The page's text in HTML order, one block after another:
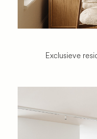
Exclusieve